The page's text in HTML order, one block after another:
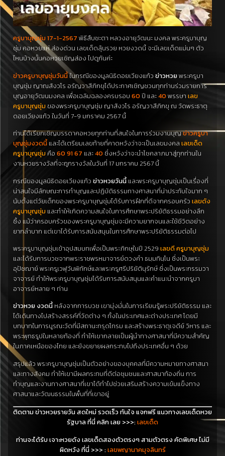
ครูบาบุญชุ่ม 17-1-2567 พิธีสืบชะตา หลวงอายุวัฒนะ มงคล พระครูบาบุญ
ชุ่ม คอหวยแห่ ส่องด่วน เลขเด็ดลุ้นรวย หวยงวดนี้ จะมีเลขเด็ดแม่นๆ ตัว
ไหนบ้างนั้นคอหวยเชิญส่อง ไปดูกันค่ะ
ข่าวครูบาบุญชุ่มวันนี้ในกรณีของมูลนิธิดอยเวียงแก้ว ข่าวหวยพระครูบา
บุญชุ่ม ญาณสังวโร อรัญวาสีภิกขุได้ประกาศเชิญชวนทุกท่านร่วมรายการ
บุญอายุวัฒนมงคล เพื่อเฉลิมฉลองครบรอบ 60 ปี และ40 พรรษา เลข
ครูบาบุญชุ่ม ของพระครูบาบุญชุ่ม ญาสังวโร อรัญวาสีภิกขุ ณ วัดพระธาตุ
ดอยเวียงแก้ว ในวันที่ 7-9 มกราคม 2567 นี้
ท่านได้เรียกเชิญบรรดาคอหวยทุกท่านที่สนใจในการร่วมงานบุญข่าวครูบา
บุญชุ่มงวดนี้ และได้เตรียมเลขท้ายที่คาดหวังว่าจะเป็นเลขมงคล เลขเด็ด
ครูบาบุญชุ่ม คือ 60 91 67 และ40 ซึ่งหวังว่าจะนำโชคลาภมาสู่ทุกท่านใน
งานหวยรางวัลที่จะถูกรางวัลในวันที่ 17 มกราคม 2567 นี้
กรณีของมูลนิธิดอยเวียงแก้ว ข่าวหวยวันนี้ และพระครูบาบุญชุ่มเป็นเรื่องที่
น่าสนใจมีลักษณะการทำบุญและปฏิบัติธรรมทางศาสนาที่น่าประทับใจมาก ๆ
นับตั้งแต่วัยเด็กของพระครูบาบุญชุ่มได้รับการฝึกที่ดีจากครอบครัว เลขดัง
ครูบาบุญชุ่ม และทำให้เกิดความสนใจในการศึกษาพระปริยัติธรรมอย่างลึก
ซึ้ง แม้ว่าครอบครัวของพระครูบาบุญชุ่มจะมีความยากจนและใช้ชีวิตอย่าง
ยากลำบาก แต่เขาได้รับการสนับสนุนในการศึกษาพระปริยัติธรรมต่อไป
พระครูบาบุญชุ่มเข้าอุปสมบทเพื่อเป็นพระภิกษุในปี 2529 เลขดี ครูบาบุญชุ่ม
และได้รับการบวชจากพระราชพรหมาจารย์ดวงคำ ธมฺมทินฺโน ซึ่งเป็นพระ
อุปัชฌาย์พระครูเวฬุวันพิทักษ์และพระครูศรีปริยัตินุรักษ์ ซึ่งเป็นพระกรรมวา
จาจารย์ ทำให้พระครูบาบุญชุ่มได้รับการสนับสนุนและคำแนะนำจากครูบา
อาจารย์หลาย ๆ ท่าน
ข่าวหวย งวดนี้ หลังจากการบวช เขามุ่งมั่นในการเรียนรู้พระปริยัติธรรม และ
ได้เดินทางไปสร้างสรรค์ที่วัดต่าง ๆ ทั้งในประเทศและต่างประเทศ โดยมี
บทบาทในการบูรณะวัดที่มีสถานะทรุดโทรม และสร้างพระธาตุเจดีย์ วิหาร และ
พระพุทธรูปในหลายท้องที่ ทำให้เขากลายเป็นผู้นำทางศาสนาที่มีความสำคัญ
ในภาคเหนือของไทย และยังขยายผลกระทบไปถึงประเทศอื่น ๆ ด้วย
สรุปแล้ว พระครูบาบุญชุ่มเป็นตัวอย่างของบุคคลที่มีความหมายทางศาสนา
และทางสังคม ทำให้เขามีผลกระทบที่ดีต่อชุมชนและศาสนาท้องถิ่น การ
ทำบุญและงานทางศาสนาที่เขาได้ทำไปช่วยเสริมสร้างความเข้มแข็งทาง
ศาสนาและวัฒนธรรมในพื้นที่ที่เขาอยู่
ติดตาม ข่าวหวยรายวัน สดใหม่ รวดเร็ว ทันใจ แจกฟรี แนวทางเลขเด็ดหวย
รัฐบาลที่นี่ คลิก เลย >>>:เลขเด็ด
ท่านจะได้รับ เจาะหวยดัง เลขเด็ดสองตัวตรงๆ สามตัวตรง คัดพิเศษ ไม่มี
ผิดหวัง ที่นี่ >>> :เลขพญานาคมุจลินทร์